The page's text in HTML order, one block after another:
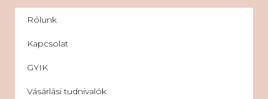
Rólunk
Kapcsolat
GYIK
Vásárlási tudnivalók